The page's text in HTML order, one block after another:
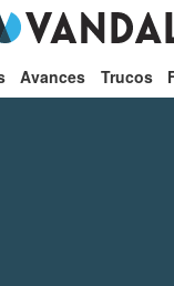
Avances Trucos